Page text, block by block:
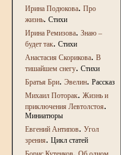
Ирина Подюкова. Про
жизнь. Стихи
Ирина Ремизова. Знаю –
будет так. Стихи
Анастасия Скорикова. В
тишайшем снегу. Стихи
Братья Бри. Эвелин. Рассказ
Михаил Поторак. Жизнь и
приключения Левтолстоя.
Миниатюры
Евгений Антипов. Угол
зрения. Цикл статей
.